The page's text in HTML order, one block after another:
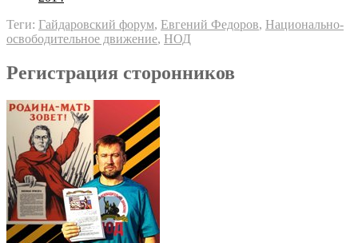
Теги: Гайдаровский форум, Евгений Федоров, Национально-
освободительное движение, НОД
Регистрация сторонников